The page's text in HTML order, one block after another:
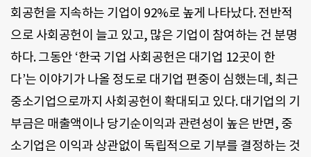
회공헌을 지속하는 기업이 92%로 높게 나타났다. 전반적
으로 사회공헌이 늘고 있고, 많은 기업이 참여하는 건 분명
하다. 그동안 ‘한국 기업 사회공헌은 대기업 12곳이 한
다’는 이야기가 나올 정도로 대기업 편중이 심했는데, 최근
중소기업으로까지 사회공헌이 확대되고 있다. 대기업의 기
부금은 매출액이나 당기순이익과 관련성이 높은 반면, 중
소기업은 이익과 상관없이 독립적으로 기부를 결정하는 것